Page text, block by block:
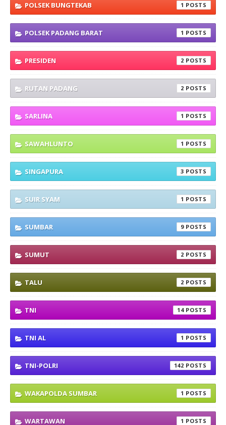
POLSEK BUNGTEKAB 1
POLSEK PADANG BARAT 1
PRESIDEN 2
RUTAN PADANG 2
SARLINA 1
SAWAHLUNTO 1
SINGAPURA 3
SUIR SYAM 1
SUMBAR 9
SUMUT 2
TALU 2
TNI 14
TNI AL 1
TNI-POLRI 142
WAKAPOLDA SUMBAR 1
WARTAWAN 1